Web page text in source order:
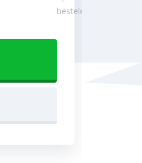
besteleenheden.